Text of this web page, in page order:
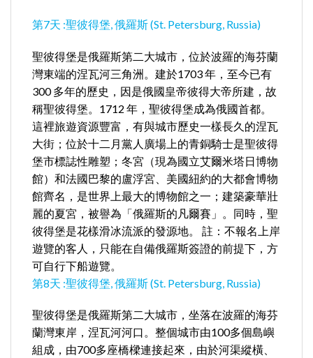
第7天 :聖彼得堡, 俄羅斯 (St. Petersburg, Russia)
聖彼得堡是俄羅斯第二大城市，位於波羅的海芬蘭
灣東端的涅瓦河三角洲。建於1703 年，至今已有
300 多年的歷史，因是俄國皇帝彼得大帝所建，故
稱聖彼得堡。1712 年，聖彼得堡成為俄國首都。
這裡旅遊資源豐富，有與城市歷史一樣長久的涅瓦
大街；位於十二月黨人廣場上的青銅騎士是聖彼得
堡市標誌性雕塑；冬宮（現為國立艾爾米塔日博物
館）和法國巴黎的盧浮宮、美國紐約的大都會博物
館齊名，是世界上最大的博物館之一；建築豪華壯
麗的夏宮，被譽為「俄羅斯的凡爾賽」。同時，聖
彼得堡是花樣滑冰流派的發源地。 註：不報名上岸
遊覽的客人，只能在自備俄羅斯簽證的前提下，方
可自行下船遊覽。
第8天 :聖彼得堡, 俄羅斯 (St. Petersburg, Russia)
聖彼得堡是俄羅斯第二大城市，坐落在波羅的海芬
蘭灣東岸，涅瓦河河口。整個城市由100多個島嶼
組成，由700多座橋樑連接起來，由於河渠縱橫、